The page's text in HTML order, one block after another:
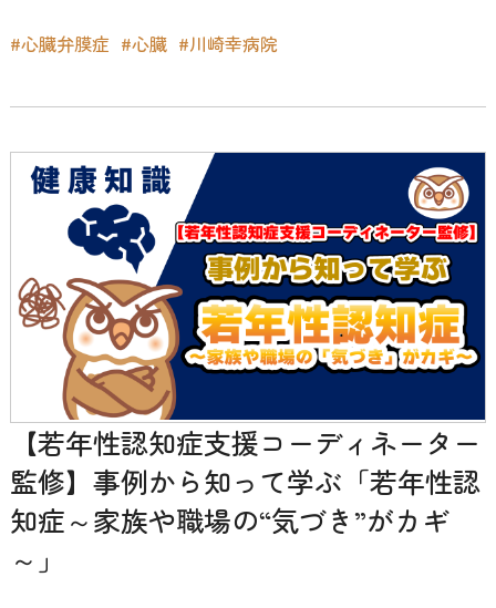
#心臓弁膜症 #心臓 #川崎幸病院
【若年性認知症支援コーディネーター
監修】事例から知って学ぶ「若年性認
知症～家族や職場の“気づき”がカギ
～」